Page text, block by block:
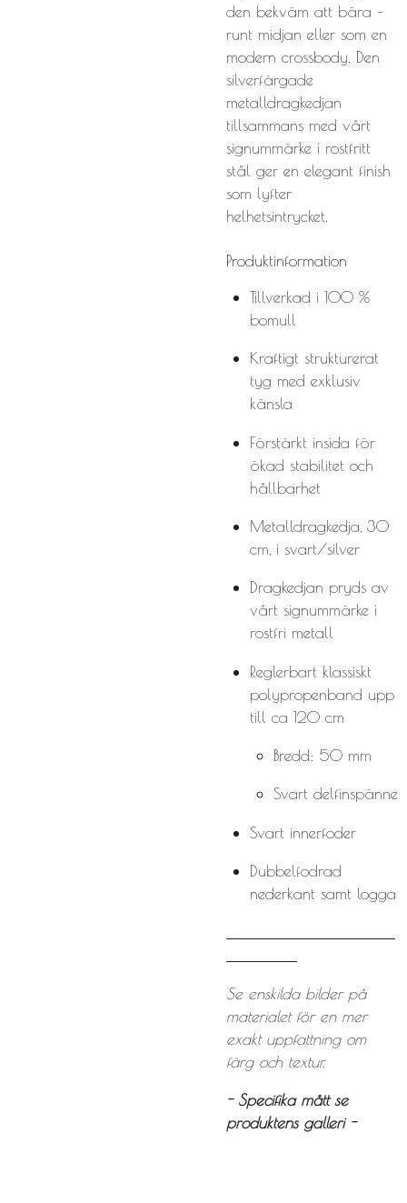
den bekväm att bära –
runt midjan eller som en
modern crossbody. Den
silverfärgade
metalldragkedjan
tillsammans med vårt
signummärke i rostfritt
stål ger en elegant finish
som lyfter
helhetsintrycket.
Produktinformation
Tillverkad i 100 %
bomull
Kraftigt strukturerat
tyg med exklusiv
känsla
Förstärkt insida för
ökad stabilitet och
hållbarhet
Metalldragkedja, 30
cm, i svart/silver
Dragkedjan pryds av
vårt signummärke i
rostfri metall
Reglerbart klassiskt
polypropenband upp
till ca 120 cm
Bredd: 50 mm
Svart delfinspänne
Svart innerfoder
Dubbelfodrad
nederkant samt logga
Se enskilda bilder på
materialet för en mer
exakt uppfattning om
färg och textur.
- Specifika mått se
produktens galleri -